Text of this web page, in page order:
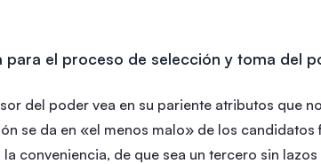
para el proceso de selección y toma del
del poder vea en su pariente atributos que
se da en «el menos malo» de los
conveniencia, de que sea un tercero sin lazos